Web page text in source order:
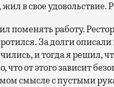
в свое удовольствие.
поменять работу.
За долги
и тогда я решил,
от этого зависит
смысле с пустыми